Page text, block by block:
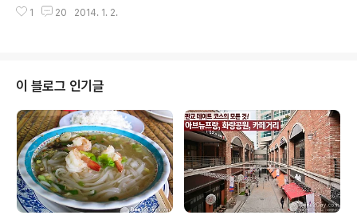
촉촉한 감성을 충전해보세요. 꿈과 희망으로 Jumping, J
화 몇 편을 엄선하여 소개합니다. 한국영화 화제작 - 국제
급사의 화제작이라는 공통점도 있는데요, 바로 과 입니다.
먼저 . 영화 로 천만 관객을 동원한 윤제균 감독의 근 5년
만의 신작입니다. 한국판 를 꿈꾸며 6.25 이후 한 남자의
인생을 근 현대사와 묶어 코믹하면서도 감동스럽게 그려낼
예정입니다. 에 이어 도 부산의 명소 중 하나인데 윤제균 감
독님의 부산..
1 20 2014. 1. 2.
이 블로그 인기글